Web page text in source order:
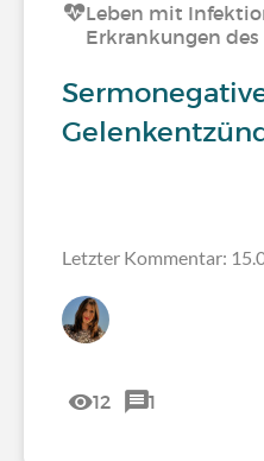
Leben mit
Erkrankungen
Letzter Kommentar:
12 1